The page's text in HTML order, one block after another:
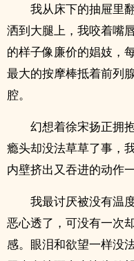
我从床下的抽屉里
洒到大腿上，我咬着嘴
的样子像廉价的娼妓，
最大的‌按‍‌‍摩‎‍‌棒‎‎‍抵着前列
腔。
幻想着徐宋扬正拥
瘾头却没法草草了事，
内壁挤出又吞进的动作
我最讨厌被没有温
恶心透了，可没有一次
感。眼泪和欲望一样没